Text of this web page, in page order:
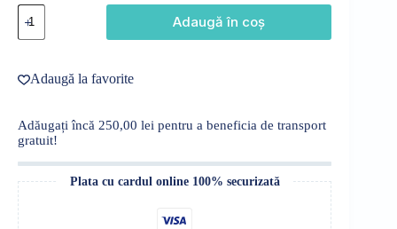
Cantitate
Wash
&
sampon
200
Anti-
Dandruff
(Antimătreață)
Adaugă în coș
Adaugă la favorite
Adăugați încă 250,00 lei pentru a beneficia de transport
gratuit!
Plata cu cardul online 100% securizată